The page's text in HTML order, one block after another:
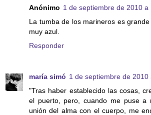
Anónimo 1 de septiembre de 2010 a
La tumba de los marineros es
muy azul.
Responder
maría simó 1 de septiembre de 2010
"Tras haber establecido las cosas,
el puerto, pero, cuando me puse a
unión del alma con el cuerpo, me